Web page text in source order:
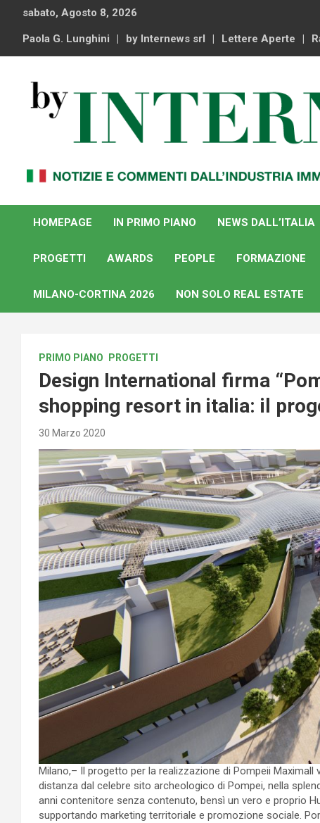
content
sabato, Agosto 8, 2026
Paola G. Lunghini by Internews srl Lettere Aperte
By Internews
internazionale
HOMEPAGE
IN PRIMO PIANO NEWS DALL’ITALIA
PROGETTI AWARDS PEOPLE FORMAZIONE
MILANO-CORTINA 2026 NON SOLO REAL ESTATE
PRIMO PIANO PROGETTI
Design International firma
shopping resort in italia: il
30 Marzo 2020
Milano,– Il progetto per la realizzazione di Pompeii
distanza dal celebre sito archeologico di Pompei, nella
anni contenitore senza contenuto, bensì un vero e proprio
supportando marketing territoriale e promozione sociale.